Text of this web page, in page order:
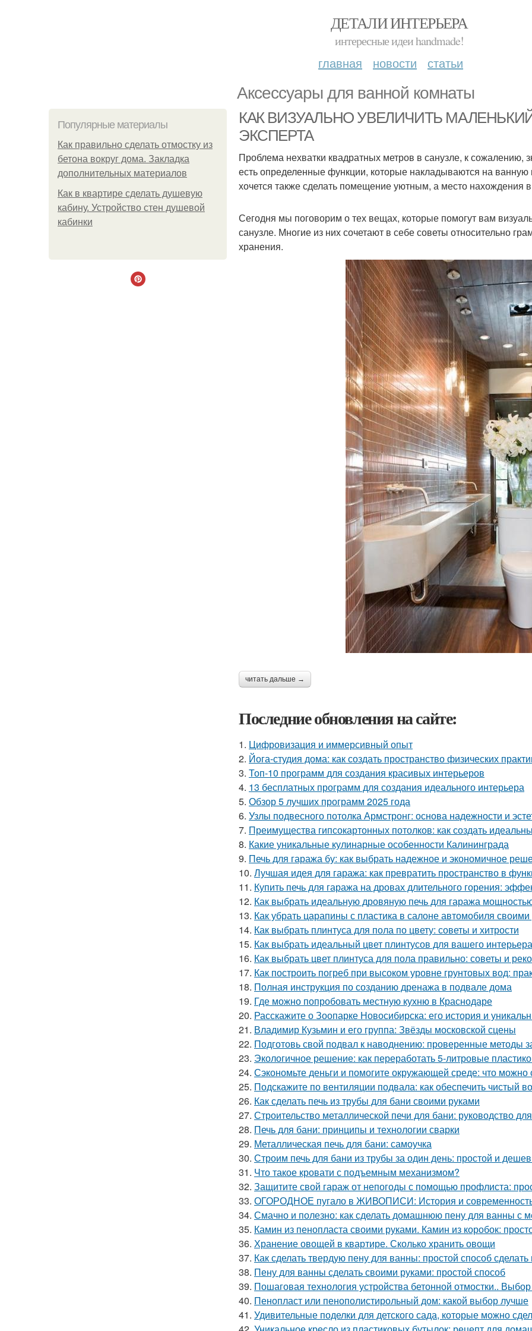
ДЕТАЛИ ИНТЕРЬЕРА
интересные идеи handmade!
главная новости статьи
Аксессуары для ванной комнаты
Популярные материалы
Как правильно сделать отмостку из
бетона вокруг дома. Закладка
дополнительных материалов
Как в квартире сделать душевую
кабину. Устройство стен душевой
кабинки
КАК ВИЗУАЛЬНО УВЕЛИЧИТЬ
ЭКСПЕРТА
Проблема нехватки квадратных метров в санузле, к
есть определенные функции, которые накладываются на ванную
хочется также сделать помещение уютным, а место
Сегодня мы поговорим о тех вещах, которые помогут вам
санузле. Многие из них сочетают в себе советы относительно
хранения.
читать дальше →
Последние обновления на сайте:
1. Цифровизация и иммерсивный опыт
2. Йога-студия дома: как создать пространство физических
3. Топ-10 программ для создания красивых интерьеров
4. 13 бесплатных программ для создания идеального интерьера
5. Обзор 5 лучших программ 2025 года
6. Узлы подвесного потолка Армстронг: основа надежности и
7. Преимущества гипсокартонных потолков: как создать
8. Какие уникальные кулинарные особенности Калининграда
9. Печь для гаража бу: как выбрать надежное и экономичное
10. Лучшая идея для гаража: как превратить пространство в
11. Купить печь для гаража на дровах длительного горения:
12. Как выбрать идеальную дровяную печь для гаража
13. Как убрать царапины с пластика в салоне автомобиля
14. Как выбрать плинтуса для пола по цвету: советы и хитрости
15. Как выбрать идеальный цвет плинтусов для вашего интерьера
16. Как выбрать цвет плинтуса для пола правильно: советы и
17. Как построить погреб при высоком уровне грунтовых вод:
18. Полная инструкция по созданию дренажа в подвале дома
19. Где можно попробовать местную кухню в Краснодаре
20. Расскажите о Зоопарке Новосибирска: его история и
21. Владимир Кузьмин и его группа: Звёзды московской сцены
22. Подготовь свой подвал к наводнению: проверенные методы
23. Экологичное решение: как переработать 5-литровые
24. Сэкономьте деньги и помогите окружающей среде: что
25. Подскажите по вентиляции подвала: как обеспечить чистый
26. Как сделать печь из трубы для бани своими руками
27. Строительство металлической печи для бани: руководство
28. Печь для бани: принципы и технологии сварки
29. Металлическая печь для бани: самоучка
30. Строим печь для бани из трубы за один день: простой и
31. Что такое кровати с подъемным механизмом?
32. Защитите свой гараж от непогоды с помощью профлиста:
33. ОГОРОДНОЕ пугало в ЖИВОПИСИ: История и
34. Смачно и полезно: как сделать домашнюю пену для ванны с
35. Камин из пенопласта своими руками. Камин из коробок:
36. Хранение овощей в квартире. Сколько хранить овощи
37. Как сделать твердую пену для ванны: простой способ
38. Пену для ванны сделать своими руками: простой способ
39. Пошаговая технология устройства бетонной отмостки..
40. Пенопласт или пенополистирольный дом: какой выбор лучше
41. Удивительные поделки для детского сада, которые можно